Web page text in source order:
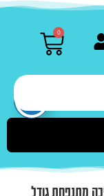
0
מתנפחת גודל